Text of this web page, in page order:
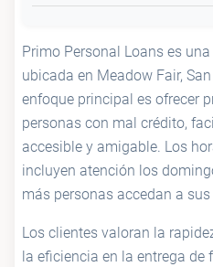
Primo Personal Loans es
ubicada en Meadow Fair,
enfoque principal es ofrecer
personas con mal crédito,
accesible y amigable. Los
incluyen atención los
más personas accedan a
Los clientes valoran la
la eficiencia en la entrega de